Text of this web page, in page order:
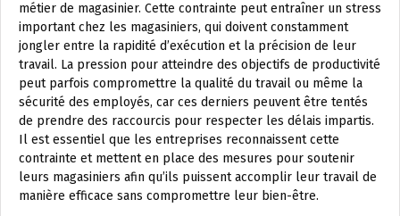
métier de magasinier. Cette contrainte peut entraîner un stress
important chez les magasiniers, qui doivent constamment
jongler entre la rapidité d’exécution et la précision de leur
travail. La pression pour atteindre des objectifs de productivité
peut parfois compromettre la qualité du travail ou même la
sécurité des employés, car ces derniers peuvent être tentés
de prendre des raccourcis pour respecter les délais impartis.
Il est essentiel que les entreprises reconnaissent cette
contrainte et mettent en place des mesures pour soutenir
leurs magasiniers afin qu’ils puissent accomplir leur travail de
manière efficace sans compromettre leur bien-être.